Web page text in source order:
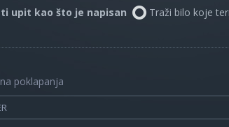
upit kao što je napisan Traži bilo koje
poklapanja